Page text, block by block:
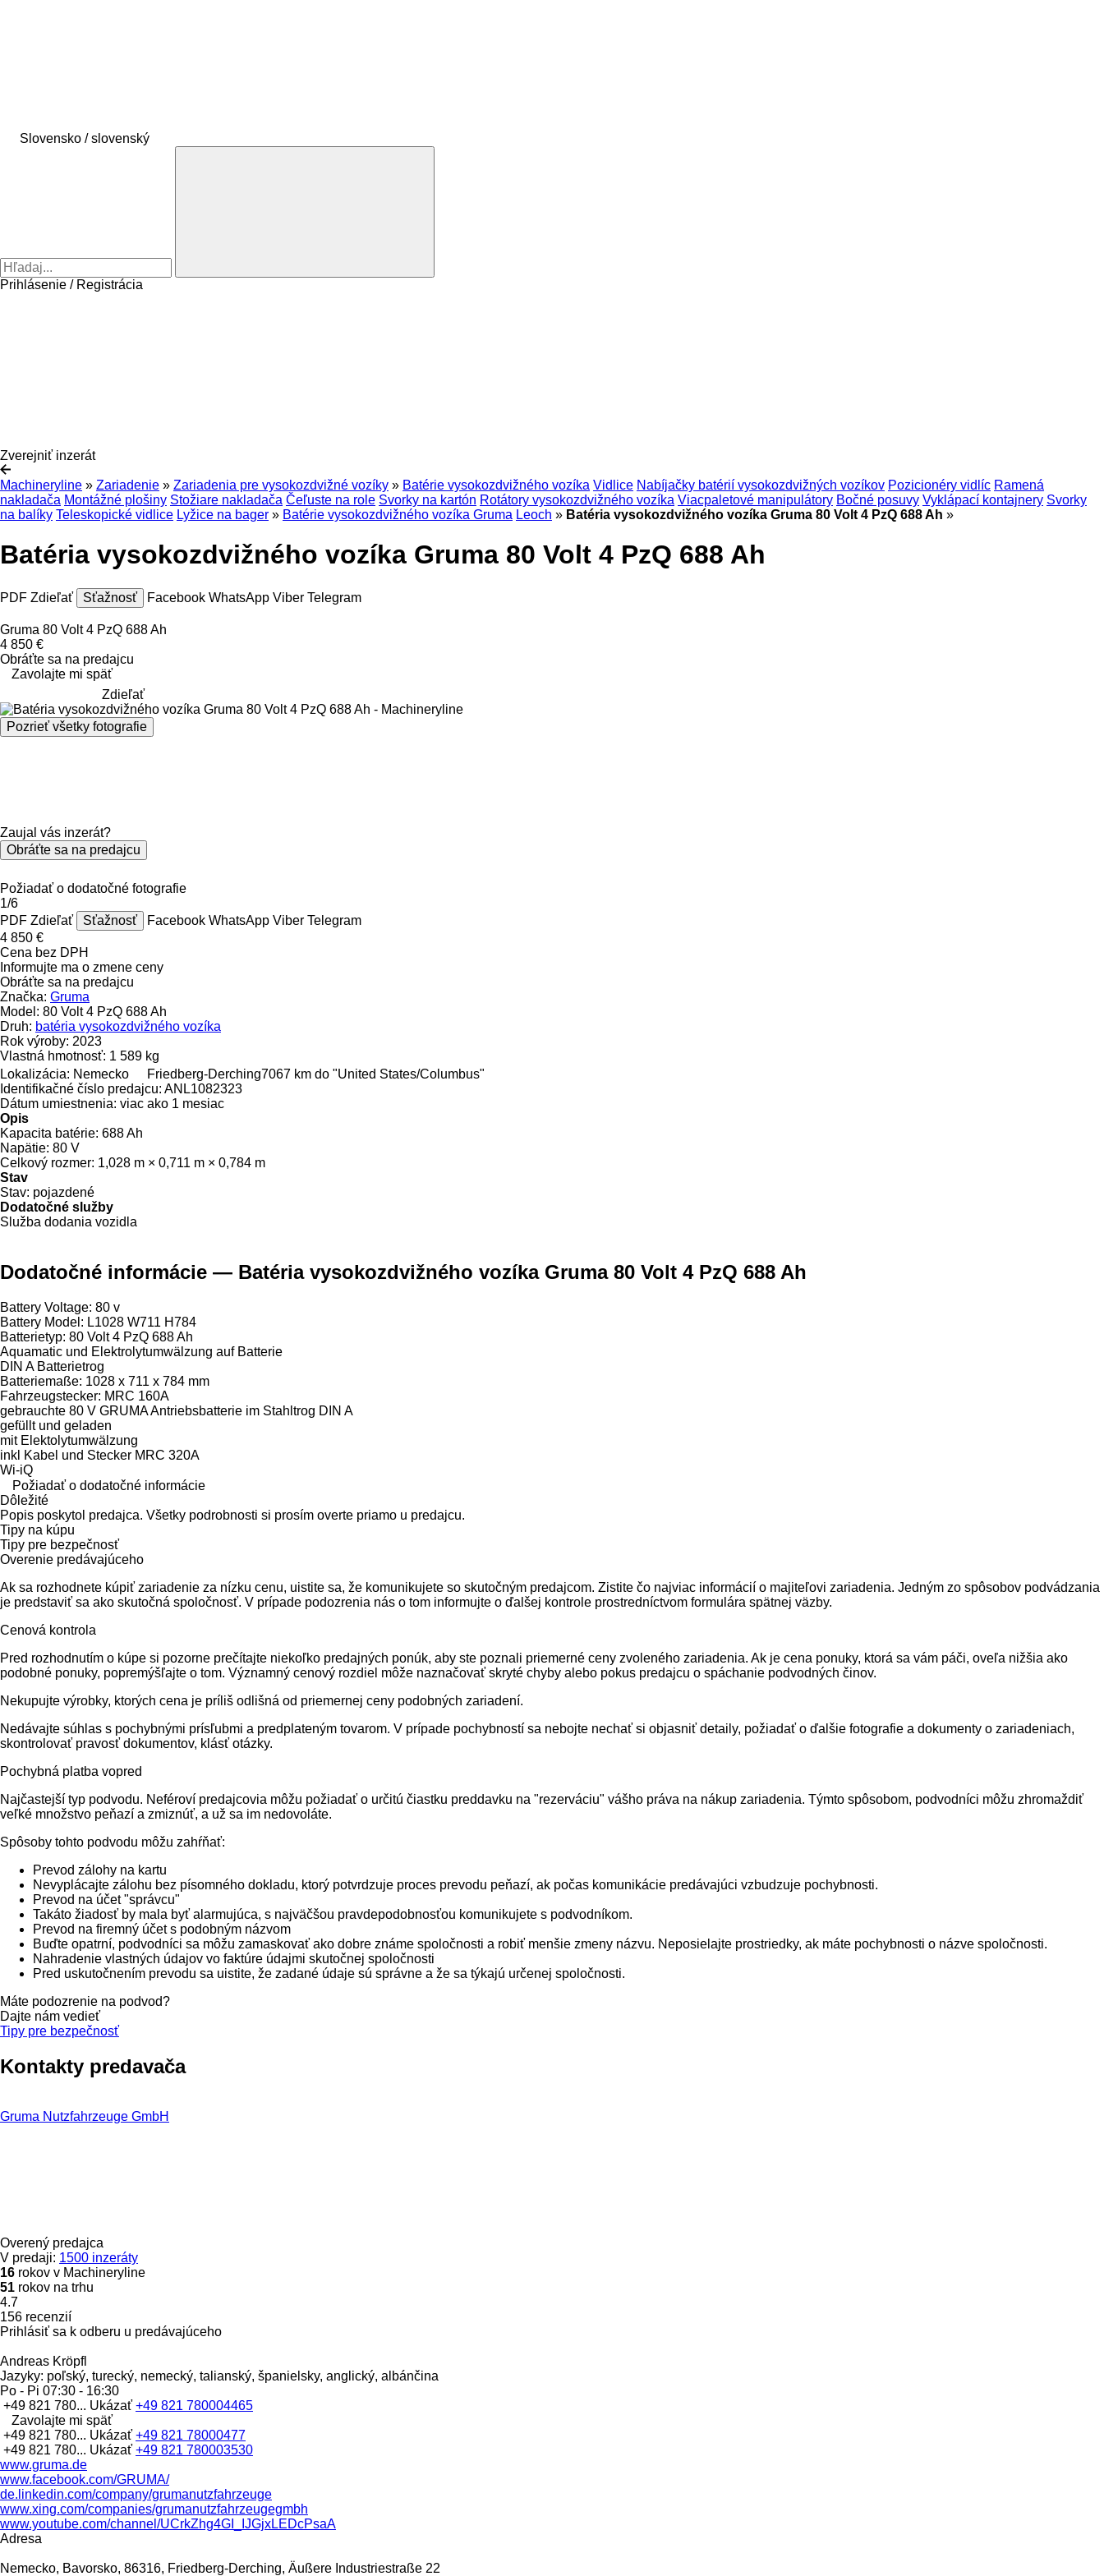
Slovensko / slovenský
Prihlásenie / Registrácia
Zverejniť inzerát
Machineryline » Zariadenie » Zariadenia pre vysokozdvižné vozíky » Batérie vysokozdvižného vozíka Vidlice Nabíjačky batérií vysokozdvižných vozíkov Pozicionéry vidlíc Ramená
nakladača Montážné plošiny Stožiare nakladača Čeľuste na role Svorky na kartón Rotátory vysokozdvižného vozíka Viacpaletové manipulátory Bočné posuvy Vyklápací kontajnery Svorky
na balíky Teleskopické vidlice Lyžice na bager » Batérie vysokozdvižného vozíka Gruma Leoch » Batéria vysokozdvižného vozíka Gruma 80 Volt 4 PzQ 688 Ah »
Batéria vysokozdvižného vozíka Gruma 80 Volt 4 PzQ 688 Ah
PDF Zdieľať Sťažnosť Facebook WhatsApp Viber Telegram
Gruma 80 Volt 4 PzQ 688 Ah
4 850 €
Obráťte sa na predajcu
Zavolajte mi späť
Zdieľať
Pozrieť všetky fotografie
Zaujal vás inzerát?
Obráťte sa na predajcu
Požiadať o dodatočné fotografie
1/6
PDF Zdieľať Sťažnosť Facebook WhatsApp Viber Telegram
4 850 €
Cena bez DPH
Informujte ma o zmene ceny
Obráťte sa na predajcu
Značka: Gruma
Model: 80 Volt 4 PzQ 688 Ah
Druh: batéria vysokozdvižného vozíka
Rok výroby: 2023
Vlastná hmotnosť: 1 589 kg
Lokalizácia: Nemecko Friedberg-Derching7067 km do "United States/Columbus"
Identifikačné číslo predajcu: ANL1082323
Dátum umiestnenia: viac ako 1 mesiac
Opis
Kapacita batérie: 688 Ah
Napätie: 80 V
Celkový rozmer: 1,028 m × 0,711 m × 0,784 m
Stav
Stav: pojazdené
Dodatočné služby
Služba dodania vozidla
Dodatočné informácie — Batéria vysokozdvižného vozíka Gruma 80 Volt 4 PzQ 688 Ah
Battery Voltage: 80 v
Battery Model: L1028 W711 H784
Batterietyp: 80 Volt 4 PzQ 688 Ah
Aquamatic und Elektrolytumwälzung auf Batterie
DIN A Batterietrog
Batteriemaße: 1028 x 711 x 784 mm
Fahrzeugstecker: MRC 160A
gebrauchte 80 V GRUMA Antriebsbatterie im Stahltrog DIN A
gefüllt und geladen
mit Elektolytumwälzung
inkl Kabel und Stecker MRC 320A
Wi-iQ
Požiadať o dodatočné informácie
Dôležité
Popis poskytol predajca. Všetky podrobnosti si prosím overte priamo u predajcu.
Tipy na kúpu
Tipy pre bezpečnosť
Overenie predávajúceho
Ak sa rozhodnete kúpiť zariadenie za nízku cenu, uistite sa, že komunikujete so skutočným predajcom. Zistite čo najviac informácií o majiteľovi zariadenia. Jedným zo spôsobov podvádzania
je predstaviť sa ako skutočná spoločnosť. V prípade podozrenia nás o tom informujte o ďalšej kontrole prostredníctvom formulára spätnej väzby.
Cenová kontrola
Pred rozhodnutím o kúpe si pozorne prečítajte niekoľko predajných ponúk, aby ste poznali priemerné ceny zvoleného zariadenia. Ak je cena ponuky, ktorá sa vám páči, oveľa nižšia ako
podobné ponuky, popremýšľajte o tom. Významný cenový rozdiel môže naznačovať skryté chyby alebo pokus predajcu o spáchanie podvodných činov.
Nekupujte výrobky, ktorých cena je príliš odlišná od priemernej ceny podobných zariadení.
Nedávajte súhlas s pochybnými prísľubmi a predplateným tovarom. V prípade pochybností sa nebojte nechať si objasniť detaily, požiadať o ďalšie fotografie a dokumenty o zariadeniach,
skontrolovať pravosť dokumentov, klásť otázky.
Pochybná platba vopred
Najčastejší typ podvodu. Neféroví predajcovia môžu požiadať o určitú čiastku preddavku na "rezerváciu" vášho práva na nákup zariadenia. Týmto spôsobom, podvodníci môžu zhromaždiť
veľké množstvo peňazí a zmiznúť, a už sa im nedovoláte.
Spôsoby tohto podvodu môžu zahŕňať:
Prevod zálohy na kartu
Nevyplácajte zálohu bez písomného dokladu, ktorý potvrdzuje proces prevodu peňazí, ak počas komunikácie predávajúci vzbudzuje pochybnosti.
Prevod na účet "správcu"
Takáto žiadosť by mala byť alarmujúca, s najväčšou pravdepodobnosťou komunikujete s podvodníkom.
Prevod na firemný účet s podobným názvom
Buďte opatrní, podvodníci sa môžu zamaskovať ako dobre známe spoločnosti a robiť menšie zmeny názvu. Neposielajte prostriedky, ak máte pochybnosti o názve spoločnosti.
Nahradenie vlastných údajov vo faktúre údajmi skutočnej spoločnosti
Pred uskutočnením prevodu sa uistite, že zadané údaje sú správne a že sa týkajú určenej spoločnosti.
Máte podozrenie na podvod?
Dajte nám vedieť
Tipy pre bezpečnosť
Kontakty predavača
Gruma Nutzfahrzeuge GmbH
Overený predajca
V predaji: 1500 inzeráty
16 rokov v Machineryline
51 rokov na trhu
4.7
156 recenzií
Prihlásiť sa k odberu u predávajúceho
Andreas Kröpfl
Jazyky: poľský, turecký, nemecký, talianský, španielsky, anglický, albánčina
Po - Pi 07:30 - 16:30
+49 821 780... Ukázať +49 821 780004465
Zavolajte mi späť
+49 821 780... Ukázať +49 821 78000477
+49 821 780... Ukázať +49 821 780003530
www.gruma.de
www.facebook.com/GRUMA/
de.linkedin.com/company/grumanutzfahrzeuge
www.xing.com/companies/grumanutzfahrzeugegmbh
www.youtube.com/channel/UCrkZhg4GI_IJGjxLEDcPsaA
Adresa
Nemecko, Bavorsko, 86316, Friedberg-Derching, Äußere Industriestraße 22